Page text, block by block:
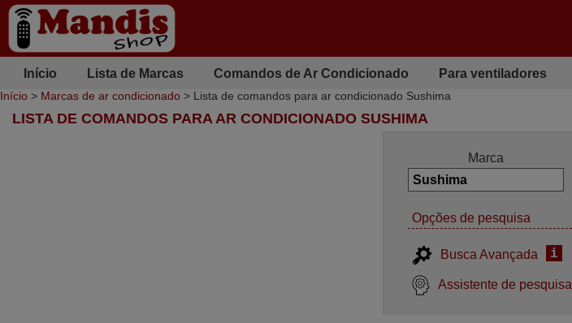
Início Lista de Marcas Comandos de Ar Condicionado Para ventiladores
Início > Marcas de ar condicionado > Lista de comandos para ar condicionado Sushima
LISTA DE COMANDOS PARA AR CONDICIONADO SUSHIMA
Marca
Opções de pesquisa
Busca Avançada i
Assistente de pesquisa